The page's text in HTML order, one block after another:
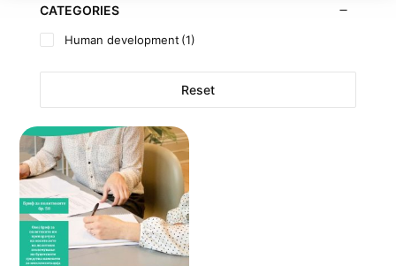
CATEGORIES
Human development (1)
Reset